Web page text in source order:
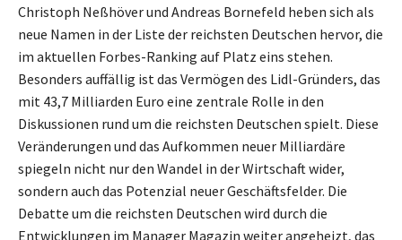
Christoph Neßhöver und Andreas Bornefeld heben sich als
neue Namen in der Liste der reichsten Deutschen hervor, die
im aktuellen Forbes-Ranking auf Platz eins stehen.
Besonders auffällig ist das Vermögen des Lidl-Gründers, das
mit 43,7 Milliarden Euro eine zentrale Rolle in den
Diskussionen rund um die reichsten Deutschen spielt. Diese
Veränderungen und das Aufkommen neuer Milliardäre
spiegeln nicht nur den Wandel in der Wirtschaft wider,
sondern auch das Potenzial neuer Geschäftsfelder. Die
Debatte um die reichsten Deutschen wird durch die
Entwicklungen im Manager Magazin weiter angeheizt, das